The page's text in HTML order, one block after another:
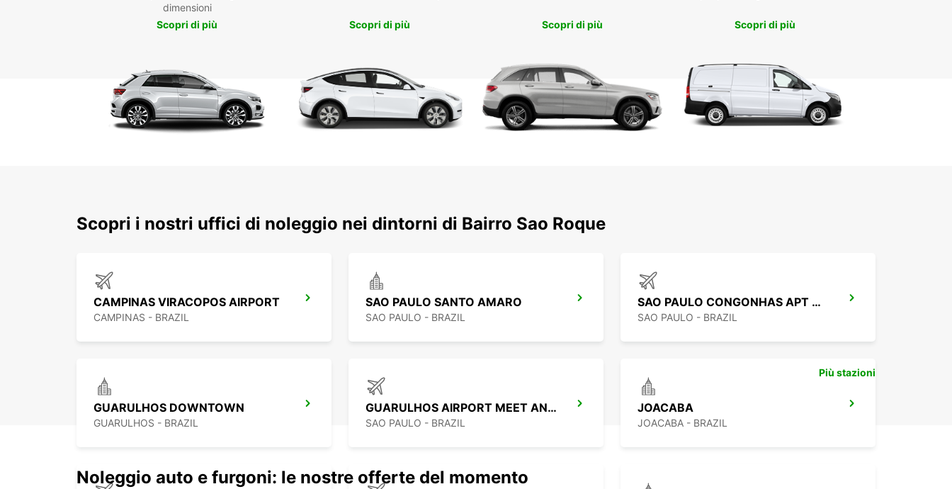
Roque e scoprire tutte le sue attrazioni principali. Dalla
gastronomia all'architettura, non perdete l'opportunità
Non appena sarete pronti a iniziare la vostra avventura,
Europcar sarà lì per accogliervi e garantirvi un viaggio
senza problemi. Prenotate ora il vostro veicolo e
preparatevi a esplorare São Roque con stile e comfort.
dimensioni
Scopri di più
Scopri di più Scopri di più Scopri di più
Scopri i nostri uffici di noleggio nei dintorni di Bairro Sao Roque
CAMPINAS VIRACOPOS AIRPORT
CAMPINAS - BRAZIL
SAO PAULO SANTO AMARO
SAO PAULO - BRAZIL
SAO PAULO CONGONHAS APT MEET GREET
SAO PAULO - BRAZIL
GUARULHOS DOWNTOWN
GUARULHOS - BRAZIL
GUARULHOS AIRPORT MEET AND GREET
SAO PAULO - BRAZIL
JOACABA
JOACABA - BRAZIL
Più stazioni
Noleggio auto e furgoni: le nostre offerte del momento